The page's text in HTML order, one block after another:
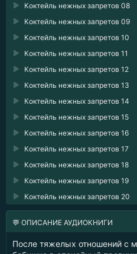
Коктейль нежных запретов 08
Коктейль нежных запретов 09
Коктейль нежных запретов 10
Коктейль нежных запретов 11
Коктейль нежных запретов 12
Коктейль нежных запретов 13
Коктейль нежных запретов 14
Коктейль нежных запретов 15
Коктейль нежных запретов 16
Коктейль нежных запретов 17
Коктейль нежных запретов 18
Коктейль нежных запретов 19
Коктейль нежных запретов 20
💬 ОПИСАНИЕ АУДИОКНИГИ
После тяжелых отношений с